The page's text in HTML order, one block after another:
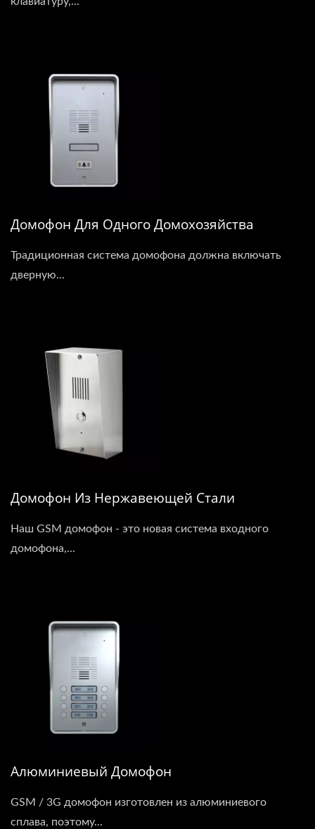
Домофон Для Одного Домохозяйства
Традиционная система домофона должна включать
дверную...
Домофон Из Нержавеющей Стали
Наш GSM домофон - это новая система входного
домофона,...
Алюминиевый Домофон
GSM / 3G домофон изготовлен из алюминиевого
сплава, поэтому...